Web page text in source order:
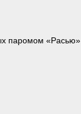
паромом